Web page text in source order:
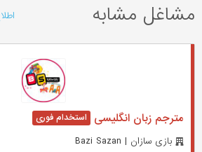
مشاغل مشابه
مترجم زبان انگلیسی
بازی سازان | Bazi Sazan